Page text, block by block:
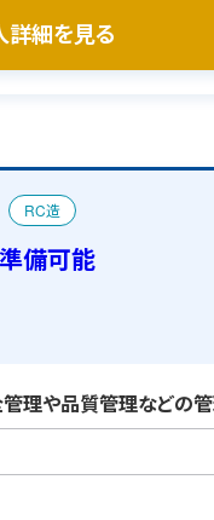
詳細を見る
RC造
備可能
や品質管理などの管